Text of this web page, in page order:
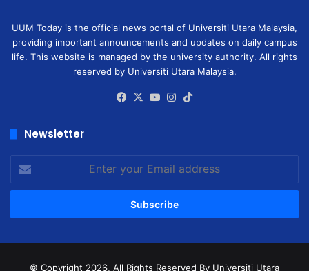
UUM Today is the official news portal of Universiti Utara Malaysia,
providing important announcements and updates on daily campus
life. This website is managed by the university authority. All rights
reserved by Universiti Utara Malaysia.
Facebook
X YouTubeInstagram
Newsletter
Enter
your
Email
© Copyright 2026, All Rights Reserved By Universiti Utara